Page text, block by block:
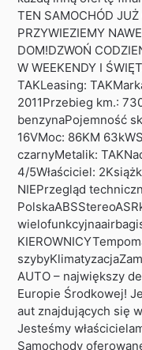
TEN SAMOCHÓD
PRZYWIEZIEMY
DOM!DZWOŃ
W WEEKENDY I
TAKLeasing:
2011Przebieg km.:
benzynaPojemność
16VMoc: 86KM
czarnyMetalik:
4/5Właściciel:
NIEPrzegląd
AUTO – największy
Europie Środkowej!
aut znajdujących się
Jesteśmy
Samochody